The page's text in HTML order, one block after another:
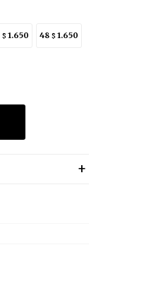
$1.650 48 $1.650